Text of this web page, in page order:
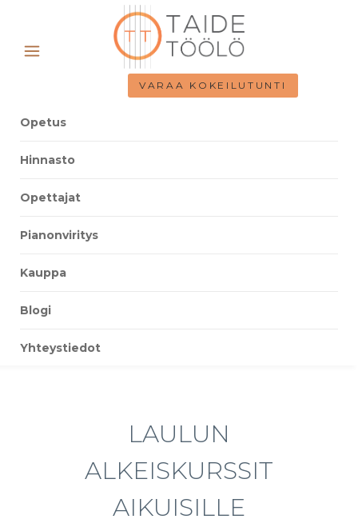
VARAA KOKEILUTUNTI
Opetus
Hinnasto
Opettajat
Pianonviritys
Kauppa
Blogi
Yhteystiedot
LAULUN
ALKEISKURSSIT
AIKUISILLE